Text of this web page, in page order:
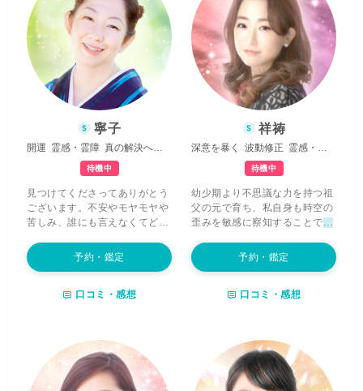
あなたが抱える声なき声にも共
感し、癒しと希望を引き出すお
手伝いができれば嬉しく思いま
す。 これまで多くの方から
「鑑
定後に心が軽くなり、笑顔を取
り戻せた」「不安が吹き飛んで
元気が出た」との声をいただい
ており、明るい雰囲気で寄り添
うスタイルに定評があります。
と向かえるよう、心より伴走い
たしますので、どうぞお気軽
さい。
さいね。 守護する存在は、【よ
り早く幸せ街道へたどり着くた
めのメッセージ】
を伝えてきま
す。 これにより、運命の流れを
整えると共に、魂の成長に必要
な気付きを与えていきます。ど
うかご自身の幸せを願ってお受
け取りいただけると幸いです。
心身のエネルギーである魂の質
め、あなた様が自分らしく輝く
未来へと向かうよう心を込めて
ぞよろしくお願いします。
寧子
開運 霊感・霊障 真の解決へと導く
待機中
見つけてくださってありがとう
ございます。不安やモヤモヤや
苦しみ、誰にも言えなくてどう
らはどれもたったひとつの小さ
な気づきでご自身の力で解決し
あります。「ご自身の問題をご
きてゆく力を身につける」
お手伝いを全力でさせて頂けた
らと思います。 今立ち塞がって
いる壁もはまり込んでしまって
予約・鑑定
口コミ・感想
祥祷
深意を暴く 波動修正 霊感・霊視
待機中
幼少期より不思議な力を持つ祖
父の元で育ち、私自身も時空の
歪みを敏感に察知することで他
たり、予知したことが現実世界
で起きたり
と、不思議な環境で
動を感じとり、あなた様の
人生の全てを変えることは出来
ません。ですが、頑張っている
のに上手くいかない方、落ち込
んで前を向けない方、悔しい気
予約・鑑定
口コミ・感想